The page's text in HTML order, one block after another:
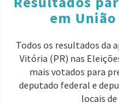
em
Todos os resultados da
Vitória (PR) nas
mais votados para
deputado federal e
locais